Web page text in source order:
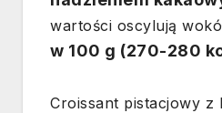
wartości oscylują
w 100 g (270-280
Croissant pistacjowy z